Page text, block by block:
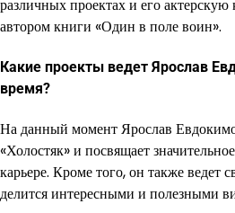
различных проектах и его актерскую
автором книги «Один в поле воин».
Какие проекты ведет Ярослав
время?
На данный момент Ярослав
«Холостяк» и посвящает
карьере. Кроме того, он также
делится интересными и полезными